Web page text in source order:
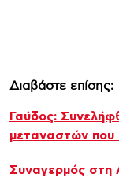
Διαβάστε επίσης:
Γαύδος:
μεταναστών που
Συναγερμός στη